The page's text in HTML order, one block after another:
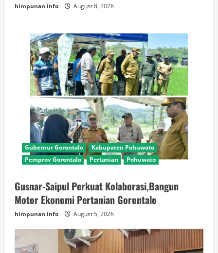
himpunan info August 8, 2026
Gubernur Gorontalo
Kabupaten Pohuwato
Pemprov Gorontalo
Pertanian Pohuwato
Gusnar-Saipul Perkuat Kolaborasi,Bangun
Motor Ekonomi Pertanian Gorontalo
himpunan info August 5, 2026